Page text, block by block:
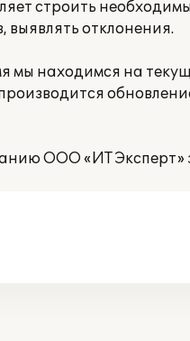
строить
выявлять отклонения.
мы находимся на
ООО «ИТ Эксперт»